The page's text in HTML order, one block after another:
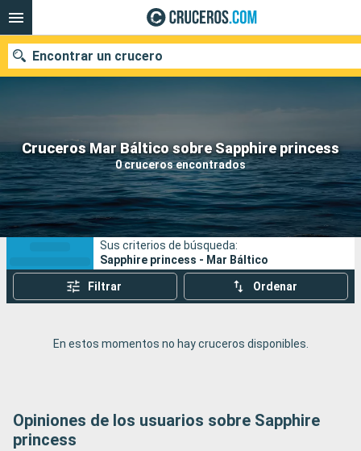
Cruceros Mar Báltico sobre Sapphire princess
0 cruceros encontrados
Encontrar un crucero
Nuestros destinos
Fecha de salida
Puertos Compañías
Buscar
Sus criterios de búsqueda:
Sapphire princess - Mar Báltico
Filtrar Ordenar
En estos momentos no hay cruceros disponibles.
Opiniones de los usuarios sobre Sapphire
princess